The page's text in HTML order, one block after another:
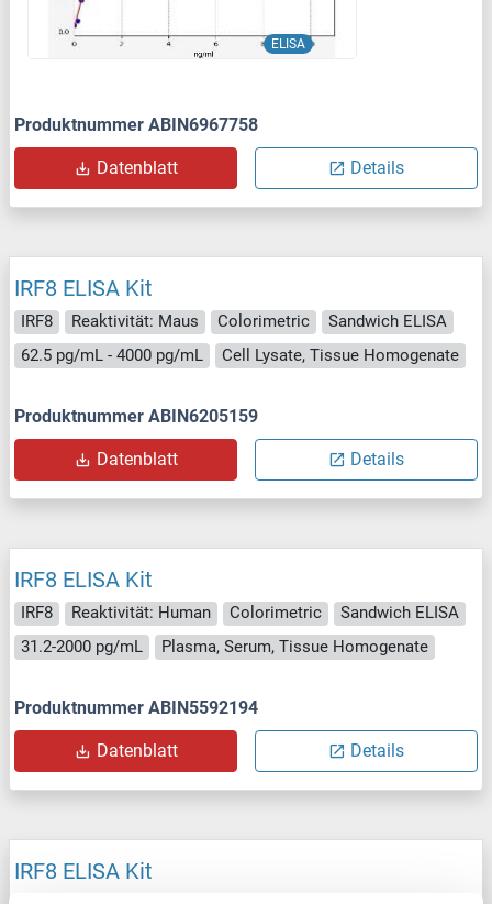
ELISA
Produktnummer ABIN6967758
Datenblatt Details
IRF8 ELISA Kit
IRF8 Reaktivität: Maus Colorimetric
Sandwich ELISA
62.5 pg/mL - 4000 pg/mL
Cell Lysate, Tissue Homogenate
Produktnummer ABIN6205159
Datenblatt Details
IRF8 ELISA Kit
IRF8 Reaktivität: Human Colorimetric
Sandwich ELISA
31.2-2000 pg/mL
Plasma, Serum, Tissue Homogenate
Produktnummer ABIN5592194
Datenblatt Details
IRF8 ELISA Kit